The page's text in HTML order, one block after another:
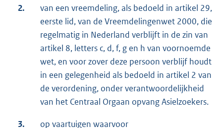
2.
van een vreemdeling, als bedoeld in artikel 29,
eerste lid, van de Vreemdelingenwet 2000, die
regelmatig in Nederland verblijft in de zin van
artikel 8, letters c, d, f, g en h van voornoemde
wet, en voor zover deze persoon verblijf houdt
in een gelegenheid als bedoeld in artikel 2 van
de verordening, onder verantwoordelijkheid
van het Centraal Orgaan opvang Asielzoekers.
3.
op vaartuigen waarvoor